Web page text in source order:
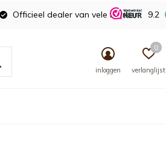
inloggen verlanglijst
0
Officieel dealer van vele merken 9.2